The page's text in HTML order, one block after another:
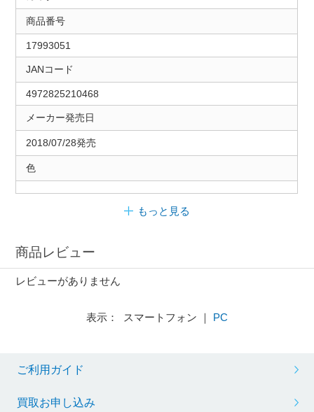
商品番号
17993051
JANコード
4972825210468
メーカー発売日
2018/07/28発売
色
もっと見る
商品レビュー
レビューがありません
表示： スマートフォン ｜ PC
ご利用ガイド
買取お申し込み